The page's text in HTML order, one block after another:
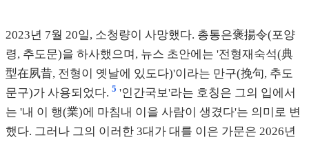
2023년 7월 20일, 소청량이 사망했다. 총통은褒揚令(포양
령, 추도문)을 하사했으며, 뉴스 초안에는 '전형재숙석(典
型在夙昔, 전형이 옛날에 있도다)'이라는 만구(挽句, 추도
문구)가 사용되었다. 5 '인간국보'라는 호칭은 그의 입에서
는 '내 이 행(業)에 마침내 이을 사람이 생겼다'는 의미로 변
했다. 그러나 그의 이러한 3대가 대를 이은 가문은 2026년